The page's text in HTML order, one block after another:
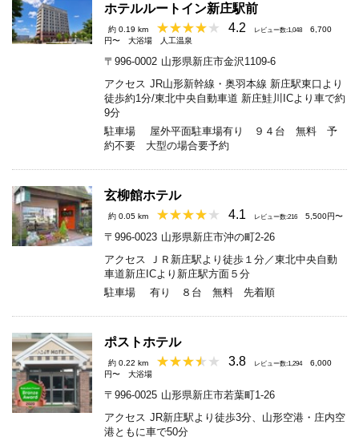
ホテルルートイン新庄駅前
約 0.19 km 4.2 レビュー数:1,048
6,700
円〜
大浴場 人工温泉
〒996-0002 山形県新庄市金沢1109-6
アクセス JR山形新幹線・奥羽本線 新庄駅東口より
徒歩約1分/東北中央自動車道 新庄鮭川ICより車で約
9分
駐車場
屋外平面駐車場有り ９４台 無料 予
約不要 大型の場合要予約
玄柳館ホテル
約 0.05 km 4.1 レビュー数:216 5,500円〜
〒996-0023 山形県新庄市沖の町2-26
アクセス
ＪＲ新庄駅より徒歩１分／東北中央自動
車道新庄ICより新庄駅方面５分
駐車場
有り ８台 無料 先着順
ポストホテル
約 0.22 km 3.8 レビュー数:1,294
6,000
円〜
大浴場
〒996-0025 山形県新庄市若葉町1-26
アクセス JR新庄駅より徒歩3分、山形空港・庄内空
港ともに車で50分